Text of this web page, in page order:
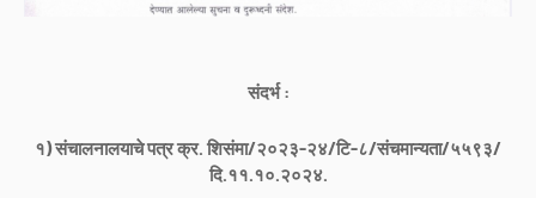
संदर्भ :
१) संचालनालयाचे पत्र क्र. शिसंमा/२०२३-२४/टि-८/संचमान्यता/५५९३/
दि.११.१०.२०२४.